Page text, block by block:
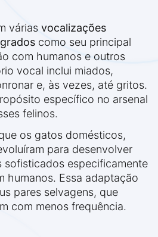
várias vocalizações
como seu principal
com humanos e outros
vocal inclui miados,
e, às vezes, até gritos.
específico no arsenal
felinos.
os gatos domésticos,
para desenvolver
sofisticados especificamente
humanos. Essa adaptação
pares selvagens, que
com menos frequência.